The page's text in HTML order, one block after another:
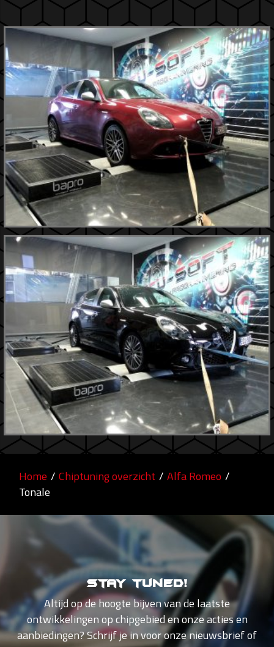
Home / Chiptuning overzicht / Alfa Romeo /
Tonale
Stay tuned!
Altijd op de hoogte bijven van de laatste
ontwikkelingen op chipgebied en onze acties en
aanbiedingen? Schrijf je in voor onze nieuwsbrief of